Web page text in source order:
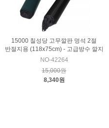
15000 칠성당 고무깔판 멍석 2절
반절지용 (118x75cm) - 고급방수 깔지
NO-42264
15,000원
8,340원